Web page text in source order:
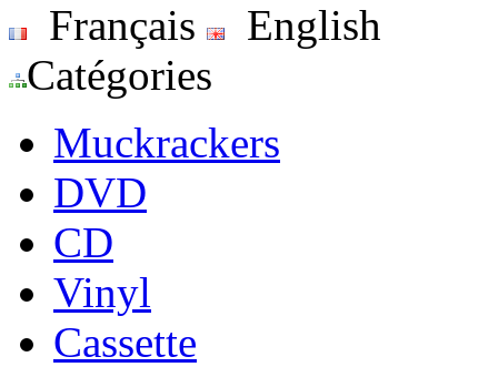
Français
English
Catégories
Muckrackers
DVD
CD
Vinyl
Cassette